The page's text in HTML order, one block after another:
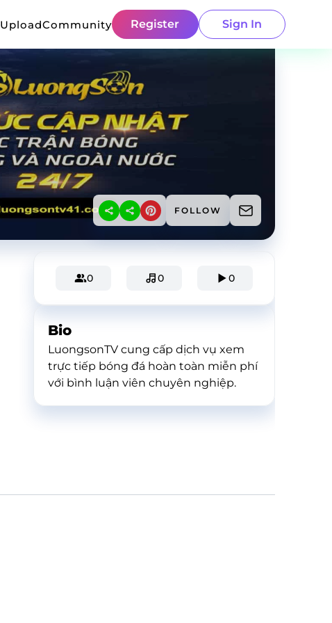
UploadCommunity Register Sign In
FOLLOW
0 0 0
Bio
LuongsonTV cung cấp dịch vụ xem
trực tiếp bóng đá hoàn toàn miễn phí
với bình luận viên chuyên nghiệp.